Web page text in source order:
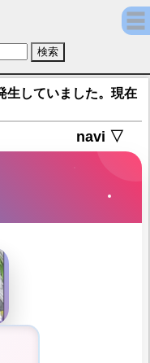
地葉)【アークナイ
生していました。現在
navi ▽